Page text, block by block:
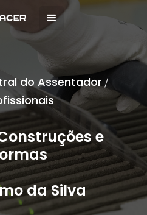
do Assentador /
e
da Silva